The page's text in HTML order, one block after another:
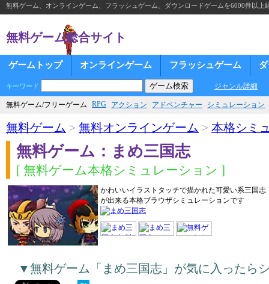
無料ゲーム、オンラインゲーム、フラッシュゲーム、ダウンロードゲームを6000件以上
無料ゲーム総合サイト
ゲームトップ オンラインゲーム フラッシュゲーム
キーワード ジャンル詳細
無料ゲーム/フリーゲーム RPG アクション アドベンチャー シミュレーション
無料ゲーム > 無料オンラインゲーム > 本格シミ
無料ゲーム：まめ三国志
[ 無料ゲーム本格シミュレーション ]
かわいいイラストタッチで描かれた可愛い系三国
が出来る本格ブラウザシミュレーションです
▼無料ゲーム「まめ三国志」が気に入ったら